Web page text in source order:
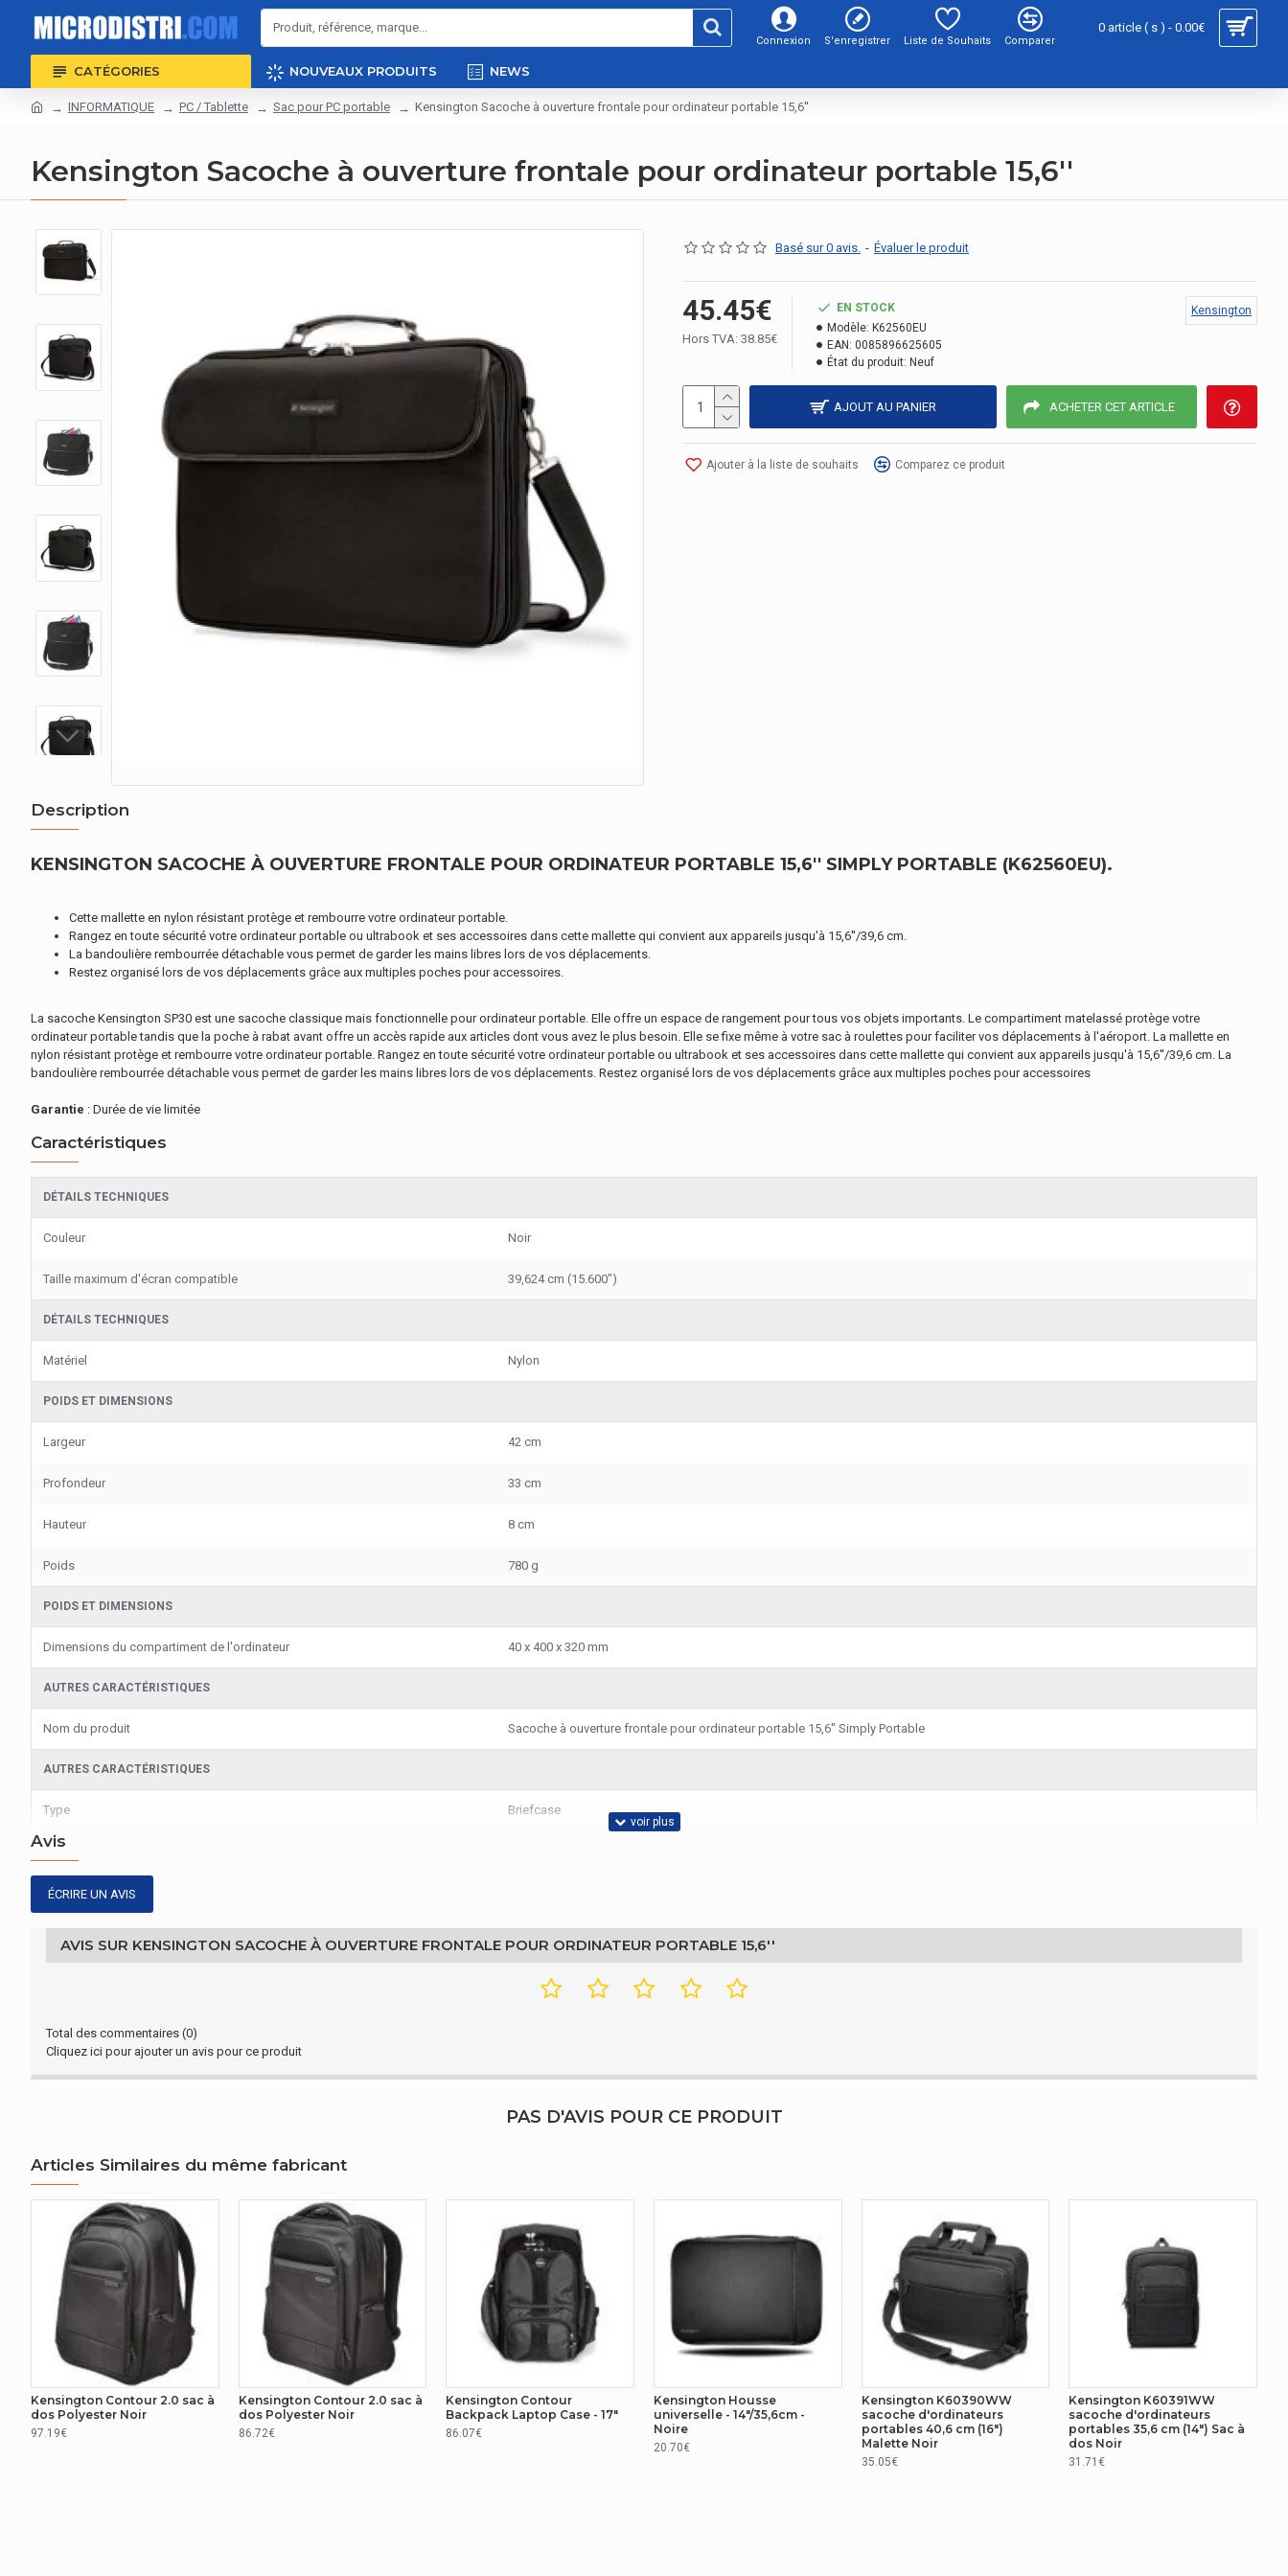
Connexion S'enregistrer Liste de Souhaits Comparer
0 article ( s ) - 0.00€
CATÉGORIES NOUVEAUX PRODUITS NEWS
INFORMATIQUE PC / Tablette Sac pour PC portable Kensington Sacoche à ouverture frontale pour ordinateur portable 15,6''
Kensington Sacoche à ouverture frontale pour ordinateur portable 15,6''
Basé sur 0 avis. - Évaluer le produit
45.45€
Hors TVA: 38.85€
EN STOCK
Modèle: K62560EU
EAN: 0085896625605
État du produit: Neuf
Kensington
AJOUT AU PANIER ACHETER CET ARTICLE
Ajouter à la liste de souhaits Comparez ce produit
Description
KENSINGTON SACOCHE À OUVERTURE FRONTALE POUR ORDINATEUR PORTABLE 15,6'' SIMPLY PORTABLE (K62560EU).
Cette mallette en nylon résistant protège et rembourre votre ordinateur portable.
Rangez en toute sécurité votre ordinateur portable ou ultrabook et ses accessoires dans cette mallette qui convient aux appareils jusqu'à 15,6''/39,6 cm.
La bandoulière rembourrée détachable vous permet de garder les mains libres lors de vos déplacements.
Restez organisé lors de vos déplacements grâce aux multiples poches pour accessoires.
La sacoche Kensington SP30 est une sacoche classique mais fonctionnelle pour ordinateur portable. Elle offre un espace de rangement pour tous vos objets importants. Le compartiment matelassé protège votre
ordinateur portable tandis que la poche à rabat avant offre un accès rapide aux articles dont vous avez le plus besoin. Elle se fixe même à votre sac à roulettes pour faciliter vos déplacements à l'aéroport. La mallette en
nylon résistant protège et rembourre votre ordinateur portable. Rangez en toute sécurité votre ordinateur portable ou ultrabook et ses accessoires dans cette mallette qui convient aux appareils jusqu'à 15,6''/39,6 cm. La
bandoulière rembourrée détachable vous permet de garder les mains libres lors de vos déplacements. Restez organisé lors de vos déplacements grâce aux multiples poches pour accessoires
Garantie : Durée de vie limitée
Caractéristiques
DÉTAILS TECHNIQUES
Couleur Noir
Taille maximum d'écran compatible 39,624 cm (15.600")
DÉTAILS TECHNIQUES
Matériel Nylon
POIDS ET DIMENSIONS
Largeur 42 cm
Profondeur 33 cm
Hauteur 8 cm
Poids 780 g
POIDS ET DIMENSIONS
Dimensions du compartiment de l'ordinateur 40 x 400 x 320 mm
AUTRES CARACTÉRISTIQUES
Nom du produit Sacoche à ouverture frontale pour ordinateur portable 15,6'' Simply Portable
AUTRES CARACTÉRISTIQUES
Type Briefcase
Avis
ÉCRIRE UN AVIS
AVIS SUR KENSINGTON SACOCHE À OUVERTURE FRONTALE POUR ORDINATEUR PORTABLE 15,6''
Total des commentaires (0)
Cliquez ici pour ajouter un avis pour ce produit
PAS D'AVIS POUR CE PRODUIT
Articles Similaires du même fabricant
Kensington Contour 2.0 sac à
dos Polyester Noir
97.19€
Kensington Contour 2.0 sac à
dos Polyester Noir
86.72€
Kensington Contour
Backpack Laptop Case - 17"
86.07€
Kensington Housse
universelle - 14"/35,6cm -
Noire
20.70€
Kensington K60390WW
sacoche d'ordinateurs
portables 40,6 cm (16")
Malette Noir
35.05€
Kensington K60391WW
sacoche d'ordinateurs
portables 35,6 cm (14") Sac à
dos Noir
31.71€